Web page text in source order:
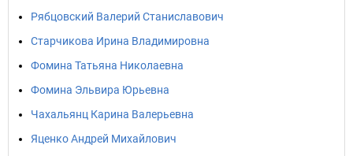
Рябцовский Валерий Станиславович
Старчикова Ирина Владимировна
Фомина Татьяна Николаевна
Фомина Эльвира Юрьевна
Чахальянц Карина Валерьевна
Яценко Андрей Михайлович